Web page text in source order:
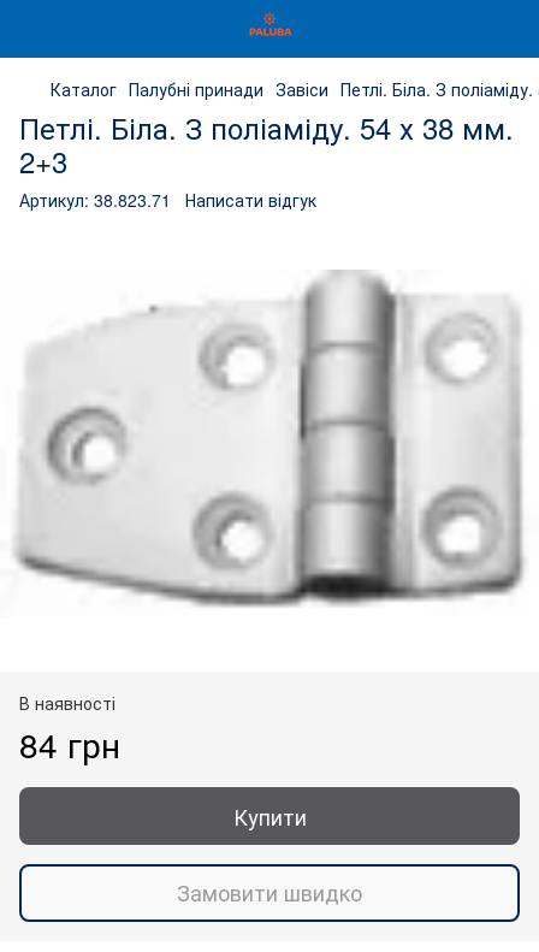
Каталог Палубні принади Завіси Петлі. Біла. З
Петлі. Біла. З поліаміду. 54 х 38 мм.
2+3
Артикул: 38.823.71 Написати відгук
В наявності
84 грн
Купити
Замовити швидко